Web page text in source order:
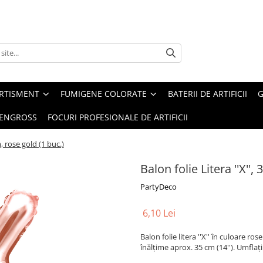
FUMIGENE COLORATE BATERII DE ARTIFICII
FOCURI PROFESIONALE DE ARTIFICII
rose gold (1 buc.)
Balon folie Litera ''X'',
PartyDeco
6,10 Lei
Balon folie litera ''X'' în culoare
înălțime aprox. 35 cm (14'').